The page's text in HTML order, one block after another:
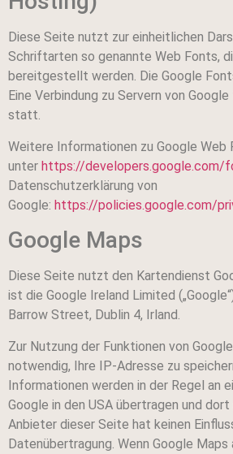
Diese Seite nutzt zur einheitlichen
Schriftarten so genannte Web Fonts,
bereitgestellt werden. Die Google
Eine Verbindung zu Servern von
statt.
Weitere Informationen zu Google Web
unter https://developers.google.com/
Datenschutzerklärung von
Google: https://policies.google.com/
Google Maps
Diese Seite nutzt den Kartendienst
ist die Google Ireland Limited
Barrow Street, Dublin 4, Irland.
Zur Nutzung der Funktionen von
notwendig, Ihre IP-Adresse zu
Informationen werden in der Regel an
Google in den USA übertragen und
Anbieter dieser Seite hat keinen
Datenübertragung. Wenn Google